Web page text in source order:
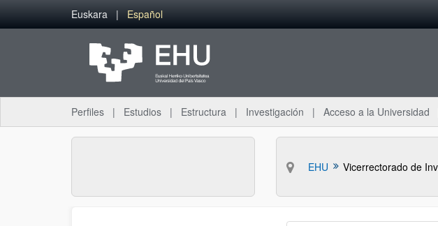
Saltar al contenido principal
Euskara Español
Perfiles Estudios Estructura Investigación Acceso a la Universidad
EHU Vicerrectorado de